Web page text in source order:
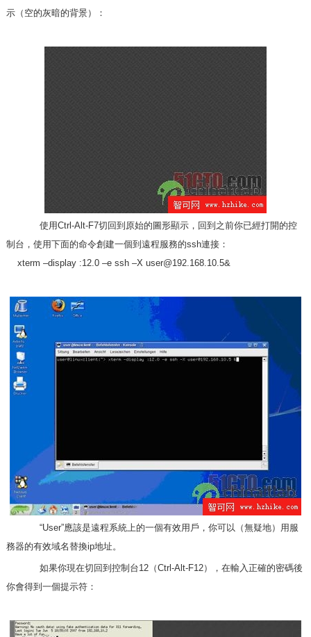
示（空的灰暗的背景）：
使用Ctrl-Alt-F7切回到原始的圖形顯示，回到之前你已經打開的控
制台，使用下面的命令創建一個到遠程服務的ssh連接：
xterm –display :12.0 –e ssh –X user@192.168.10.5&
“User”應該是遠程系統上的一個有效用戶，你可以（無疑地）用服
務器的有效域名替換ip地址。
如果你現在切回到控制台12（Ctrl-Alt-F12），在輸入正確的密碼後
你會得到一個提示符：